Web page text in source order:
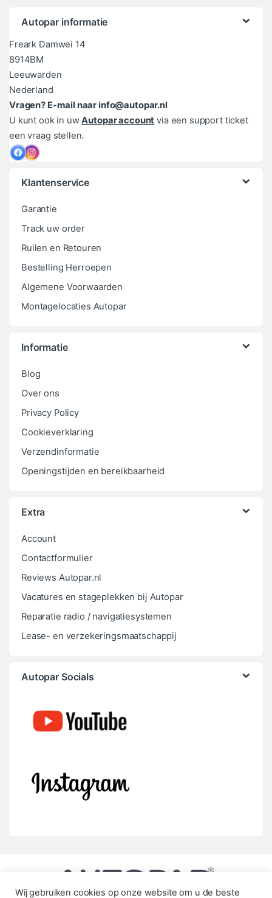
Autopar informatie
Freark Damwei 14
8914BM
Leeuwarden
Nederland
Vragen? E-mail naar info@autopar.nl
U kunt ook in uwAutopar account via een support ticket
een vraag stellen.
Klantenservice
Garantie
Track uw order
Ruilen en Retouren
Bestelling Herroepen
Algemene Voorwaarden
Montagelocaties Autopar
Informatie
Blog
Over ons
Privacy Policy
Cookieverklaring
Verzendinformatie
Openingstijden en bereikbaarheid
Extra
Account
Contactformulier
Reviews Autopar.nl
Vacatures en stageplekken bij Autopar
Reparatie radio / navigatiesystemen
Lease- en verzekeringsmaatschappij
Autopar Socials
Wij gebruiken cookies op onze website om u de beste